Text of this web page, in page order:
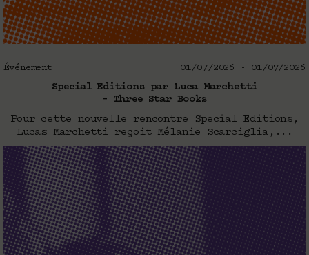
Événement 01/07/2026 - 01/07/2026
Special Editions par Luca Marchetti
– Three Star Books
Pour cette nouvelle rencontre Special Editions,
Lucas Marchetti reçoit Mélanie Scarciglia,...